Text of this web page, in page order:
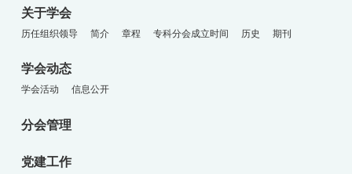
关于学会
历任组织领导 简介 章程 专科分会成立时间 历史 期刊
学会动态
学会活动 信息公开
分会管理
党建工作